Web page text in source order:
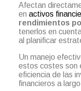
Afectan
en activos
rendimientos
tenerlos en
al planificar
Un manejo
estos costes son
eficiencia de las
financieros a